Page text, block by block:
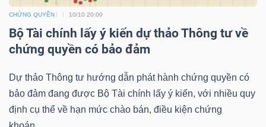
CHỨNG QUYỀN 10/10 20:00
Bộ Tài chính lấy ý kiến dự thảo Thông tư về
chứng quyền có bảo đảm
Dự thảo Thông tư hướng dẫn phát hành chứng quyền có
bảo đảm đang được Bộ Tài chính lấy ý kiến, với nhiều quy
định cụ thể về hạn mức chào bán, điều kiện chứng
DÙNG
KHÔNG
THIẾT